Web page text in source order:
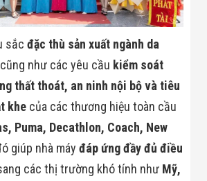
Thị
Máy Đếm
Người
Máy Dò Tìm
Thuốc Nổ
Phòng Chống
Khủng Bố
Camera Đo
Thân Nhiệt
THIẾT BỊ
CHUYÊN
DỤNG
Máy Dò Tạp
sắcđặc thù sản xuất ngành da
như các yêu cầu kiểm soát
thất thoát, an ninh nội bộ và tiêu
khe của các thương hiệu toàn cầu
Puma, Decathlon, Coach, New
giúp nhà máyđáp ứng đầy đủ điều
các thị trường khó tính như Mỹ,